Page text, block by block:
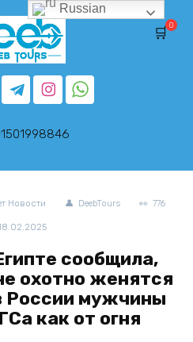
0
Новости DeebTours 776
сообщила,
охотно женятся
России мужчины
как от огня
Russian